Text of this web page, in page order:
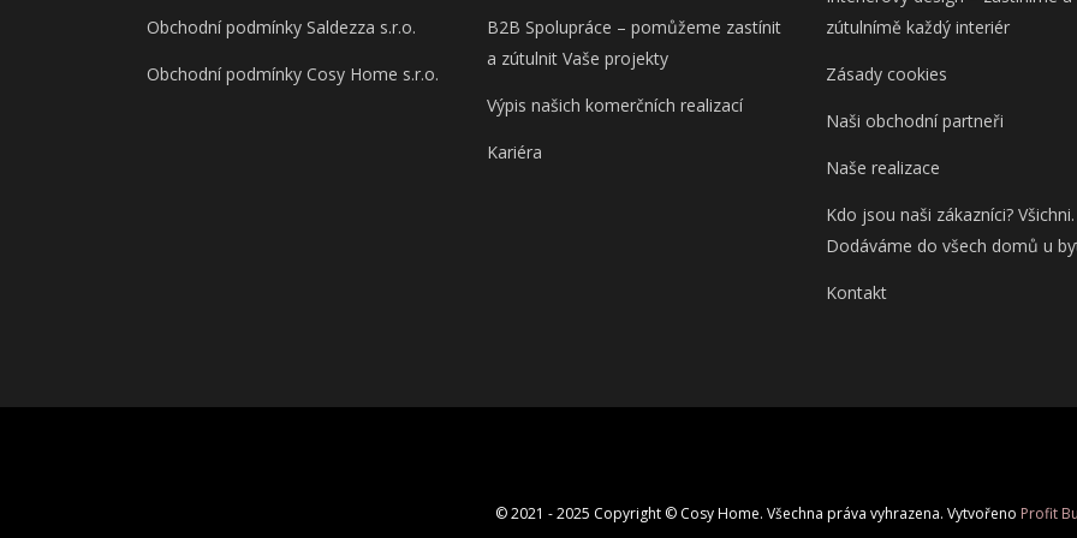
Obchodní podmínky Saldezza s.r.o.
Obchodní podmínky Cosy Home s.r.o.
B2B Spolupráce – pomůžeme zastínit
a zútulnit Vaše projekty
Výpis našich komerčních realizací
Kariéra
zútulnímě každý interiér
Zásady cookies
Naši obchodní partneři
Naše realizace
Kdo jsou naši zákazníci? Všichni.
Dodáváme do všech domů u
Kontakt
© 2021 - 2025 Copyright © Cosy Home. Všechna práva vyhrazena. Vytvořeno Profit